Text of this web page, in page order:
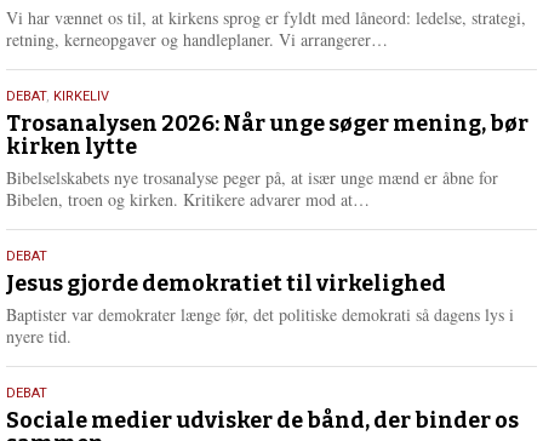
r
e
2026
Vi har vænnet os til, at kirkens sprog er fyldt med låneord: ledelse, strategi,
retning, kerneopgaver og handleplaner. Vi arrangerer…
e
2.
juni
2026
DEBAT, KIRKELIV
Trosanalysen 2026: Når unge søger mening, bør
kirken lytte
Bibelselskabets nye trosanalyse peger på, at især unge mænd er åbne for
Bibelen, troen og kirken. Kritikere advarer mod at…
e
r
18.
maj
2026
DEBAT
Jesus gjorde demokratiet til virkelighed
Baptister var demokrater længe før, det politiske demokrati så dagens lys i
nyere tid.
18.
maj
DEBAT
Sociale medier udvisker de bånd, der binder os